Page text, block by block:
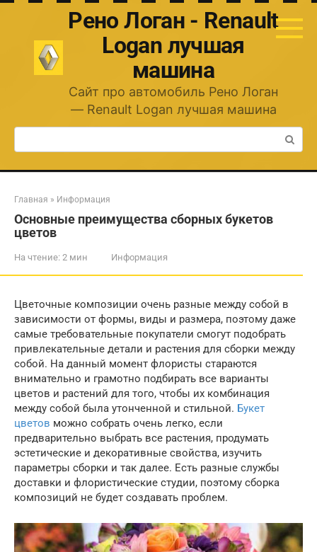
Перейти
Рено Логан - Renault
Logan лучшая
машина
Сайт про автомобиль Рено Логан
— Renault Logan лучшая машина
Поиск:
Главная » Информация
Основные преимущества сборных букетов
цветов
На чтение: 2 мин Информация
Цветочные композиции очень разные между собой в
зависимости от формы, виды и размера, поэтому даже
самые требовательные покупатели смогут подобрать
привлекательные детали и растения для сборки между
собой. На данный момент флористы стараются
внимательно и грамотно подбирать все варианты
цветов и растений для того, чтобы их комбинация
между собой была утонченной и стильной. Букет
цветов можно собрать очень легко, если
предварительно выбрать все растения, продумать
эстетические и декоративные свойства, изучить
параметры сборки и так далее. Есть разные службы
доставки и флористические студии, поэтому сборка
композиций не будет создавать проблем.